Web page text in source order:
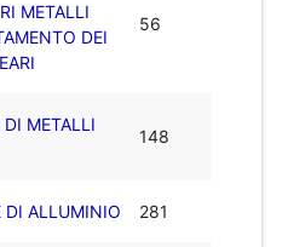
METALLI
DEI
56
METALLI
148
ALLUMINIO 281